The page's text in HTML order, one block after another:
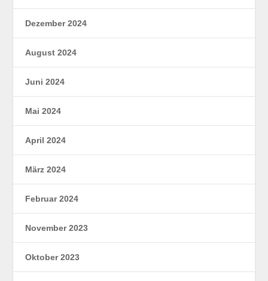
Dezember 2024
August 2024
Juni 2024
Mai 2024
April 2024
März 2024
Februar 2024
November 2023
Oktober 2023